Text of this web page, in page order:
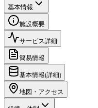
基本情報
施設概要
サービス詳細
簡易情報
基本情報(詳細)
地図・アクセス